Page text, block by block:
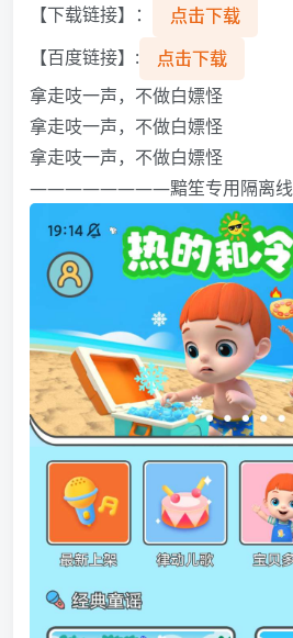
【下载链接】：
点击下载
【百度链接】:
点击下载
拿走吱一声，不做白嫖怪️️️
拿走吱一声，不做白嫖怪️️️
拿走吱一声，不做白嫖怪️️️
————————黯笙专用隔